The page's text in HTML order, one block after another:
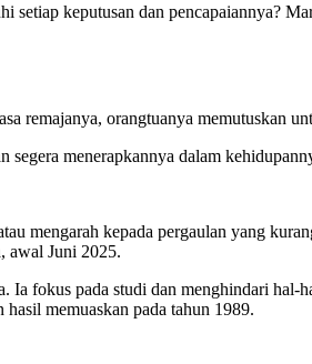
setiap keputusan dan pencapaiannya?
remajanya, orangtuanya memutuskan
menerapkannya dalam
mengarah kepada pergaulan yang
awal Juni 2025.
Ia fokus pada studi dan menghindari hal-
memuaskan pada tahun 1989.